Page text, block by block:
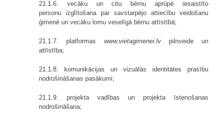
21.1.6. vecāku un citu bērnu aprūpē iesaistīto
personu izglītošana par savstarpējo attiecību veidošanu
ģimenē un vecāku lomu veselīgā bērnu attīstībā;
21.1.7. platformas www.vietagimenei.lvpilnveide un
attīstība;
21.1.8. komunikācijas un vizuālās identitātes prasību
nodrošināšanas pasākumi;
21.1.9. projekta vadības un projekta īstenošanas
nodrošināšana;